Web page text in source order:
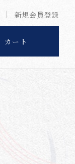
新規会員登録
カート